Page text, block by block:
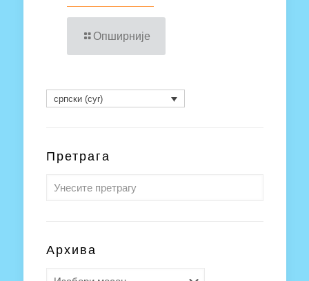
Опширније
српски (cyr)
Претрага
Архива